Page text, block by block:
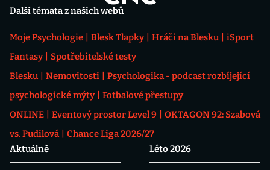
Další témata z našich webů
Moje Psychologie Blesk Tlapky Hráči na Blesku
iSport
Fantasy
Spotřebitelské testy
Blesku
Nemovitosti
Psychologika - podcast rozbíjející
psychologické mýty
Fotbalové přestupy
ONLINE
Eventový prostor Level 9
OKTAGON 92: Szabová
vs. Pudilová
Chance Liga 2026/27
Aktuálně
Léto 2026